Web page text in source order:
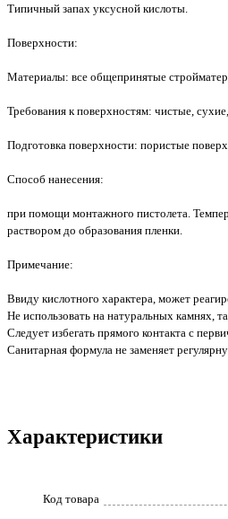
Типичный запах уксусной кислоты.
Поверхности:
Материалы: все общепринятые
Требования к поверхностям: чистые,
Подготовка поверхности: пористые
Способ нанесения:
при помощи монтажного пистолета.
раствором до образования пленки.
Примечание:
Ввиду кислотного характера, может
Не использовать на натуральных камнях,
Следует избегать прямого контакта с
Санитарная формула не заменяет
Характеристики
Код товара